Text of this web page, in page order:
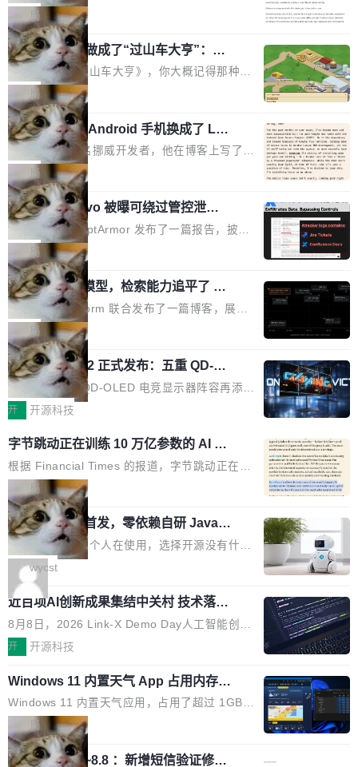
s。 问题来了：随着轮次增加，消息历史不断膨
胀，总 Token 量逼近模型的上下文窗口上限。
一旦超限，要么 API 直接报错，要么模型开
始"遗忘"...
对照实验，人为审核只抓到了 13.6% 的危险命
令，而自动模式抓到了 89%。自动模式拦截了 8
00 条人类审批通过的指令，人类只拦截了 6 条
自动模式放过的指令。更令人担忧的是，随着会
话变长，人类的检测率从早期的约 17% 下降到
50 轮后的约 5%——人会疲劳，机器不会。 第
二组：出了事有多严重？在 5-6 月标记的...
hii Sydorets 写了一篇博客，把 AI 辅助编程比作
煎牛排——任何人都能把肉扔进锅里弄熟，但要
稳定产出真正好的结果，需要真正的理解。机器
能按食谱重复操作、规模化产出，但它不知道你
脑子里到底想要什么，除非你把想法翻译成明确
的需求。 文章的核心论点很简单：AI 让你更
快，但快不等于好。 它能自动化重复劳动、生成
代码起点、解释逻辑，但它经常自信地给出错误
结果——「一块焦炭，上面放了一枝百里香，然
后告诉你这是三分熟。」 判断力仍然是不可替代
的。AI「不能替你定义什么是好，不能决定哪些
取舍可以接受」，也看不出来什么时候结果在技
术上正确、但方向完...
局
他把芯片制造做成了“过山车大亨”：一
个浏览器里的半导体工厂
如果你玩过《过山车大亨》，你大概记得那种俯
瞰视角——小人在公园里走来走去，游乐设施运
转着，一切都在你的注视下运行。现在想象同样
的视角，但公园里不是过山车，而是一座完整的
芯片制造工厂。 这就是 Chip Tycoon。 一个黄
色的小车载着一片硅晶圆，穿过 20 栋建筑，从
石英砂一路走到封装好的芯片。晶圆在每一站都
会发生肉眼可见的变化——长晶体、抛光、涂光
刻胶、蚀刻、离子注入、铜互联。公园中央是一
个环形路线，因为芯片制造需要把光刻流程重复
大约 60 次，每次一层。动画里简化为 4 圈。 整
个项目只有一个 HTML 文件。没有构建步骤，没
有依赖，没有网络请求。屏幕上每个形状都是 C
anvas 上纯手...
局
一名开发者将 Android 手机换成了 Lin
ux，称“AOSP 已死”
Runarcn 是一名挪威开发者，他在博客上写了一
篇文章，标题很直白：《I'm switching my phon
e from Android to Linux》。 他的核心论点很简
单：AOSP（Android Open Source Project）
已经死了。不是技术上死了，而是作为一个真正
的开源项目死了。Google 把越来越多的核心功
能从 AOSP 移到了闭源的 Google Play Service
s 里，设备树和内核源码被厂商锁死，你能看到
代码但你改不了，改了也刷不进去。 为什么 AO
SP 不够用了 Runarcn 列举了几条他离开 Andro
id 的具体理由： Google Pla...
局
Atlassian Rovo 被曝可绕过管控泄露 J
ira 和 Confluence 数据，厂商两个月没
回复
安全公司 PromptArmor 发布了一篇报告，披露
Atlassian 的 AI agent Rovo 存在严重的数据泄
露漏洞：攻击者可以通过 indirect prompt inject
ion（间接提示注入）窃取整个 Atlassian 租户内
的 Jira 工单和 Confluence 文档，全程不需要任
何人工审批。 更值得注意的是，这个漏洞在 5
月 23 日就报告给了 Atlassian，两个多月过去
了，公司除了表示"感谢"并分配了一个 case nu
mber 之外，再没有任何实质性回应。Rovo 至
今仍处于漏洞未修复状态。 攻击链路 攻击链并
不复杂。 受害者给 Rovo 提了一个正...
局
一个 4B 开源模型，检索能力追平了 G
PT-5.6 Sol，成本降到 1/100
Neon 和 Castform 联合发布了一篇博客，展示
了一个惊人的结果：一个 4B 参数的开源模型，
经过 RL 后训练之后，在检索任务上的准确率追
平了 GPT-5.6 Sol，但每次请求的成本只有对方
的 1/100。 具体来说，GPT-5.6 Sol 做一次典型
的多轮搜索请求需要超过 10 秒，端到端成本约
来说，这个速度和成本都"高得让人没法用"。而
4B 开源模型在推理速度上快了几个数量级，成
本低了两三个数量级。 问题在于，小模型开箱即
用时的检索能力确实远不如闭源前沿模型。差距
在哪？就在 RL 后训练。 从 RAG 到 agentic...
局
技嘉 GO27Q32 正式发布：五重 QD-OL
ED 面板加持，320Hz 极速与影院级画
面兼得
技嘉科技旗下 QD-OLED 电竞显示器阵容再添旗
舰新作。GO27Q32 将于 2026 年 9 月 15 日正
nta Tandem 五重发光架构为核心，为高端玩家
打造速度与画质不妥协的沉浸体验。 GO27Q32
搭载三星最新 QD-OLED 面板，采用 5 层串联
式发光结构，并装配全新 ObsidianShield 抗反
射镀膜，黑阶表现提升可达40%，并将表面硬度
由2H升級至3H，画面对比度与强度都提升的同
时还具有 320Hz 刷新率与 0.03ms GTG 灰阶响
应时间，从源头消除拖影与动态模糊。 1.突破 O
LED 画质局限，暗部细节...
开 开源科技
字节跳动正在训练 10 万亿参数的 AI 模
型
根据 Financial Times 的报道，字节跳动正在训
练一个 10 万亿参数的 AI 模型，目前处于预训练
阶段。 10 万亿是什么概念？Anthropic 目前最
大的模型 Mythos 5 约 8 万亿参数。DeepSeek
V4-Pro 是 1.6 万亿。月之暗面的 Kimi K3 是 2.
8 万亿。美团 LongCat-2.0 是 1.6 万亿。字节
跳动的这个未命名模型，直接跳到了 10 万亿。
预训练通常需要 3 到 6 个月，之后还有微调阶
段。按这个时间线，最早可能在 2026 年底或 2
027 年初发布。 这个节点很微妙。Anthropic 刚
在 5 月发布了 Mythos 5...
局
wastnet 开源首发，零依赖自研 Java H
TTP/2 框架，性能对标 Undertow !
这个项目一直是个人在使用，选择开源没有什么
动机理由，就是想开源了，如果非要说一个，那
就是它多少弥补了国产 Java 自研 HTTP/2 框架
这块空白——放眼国产 Java 生态，能拿出手的
HTTP/2 网络框架，要么闭源，要么底层建立在
Netty 之上，真正自研的 Java 实现几乎没有。
wastnet 是一款完全自研、零第三方依赖的轻量
级 Java 网络应用框架，核心基于 JDK 原生 NI
O 构建 Reactor 多路复用模型，不依赖 Netty、
Tomcat 等任何第三方网络库。其 HTTP/2 协议
栈从 HPACK、Huffman 到 ALPN 均为自主实
现，在基准测试中与 Un...
wycst
近百项AI创新成果集结中关村 技术落地
与产业迭代提速
8月8日，2026 Link-X Demo Day人工智能创新
项目展在北京中关村举办。本次活动由星连资
业、学术、投资人士，集中展出近百项覆盖AI芯
片、算力、模型、应用全链条创新项目，聚焦AI
技术产业化落地与资本对接，呈现当前国内AI前
沿技术突破与商业化最新进展。 活动围绕AI学术
研究与产业落地融合展开多维度研讨。星连资本
开 开源科技
Windows 11 内置天气 App 占用内存超
过 1GB
Windows 11 内置天气应用，占用了超过 1GB
内存。 Notebookcheck 的测试发现这个数字
时，反复确认了多次。不是 100MB，不是 500
MB，是 1 个 G。一个显示天气的应用。 Windo
局
调问更新7.26~8.8 ：新增短信验证修